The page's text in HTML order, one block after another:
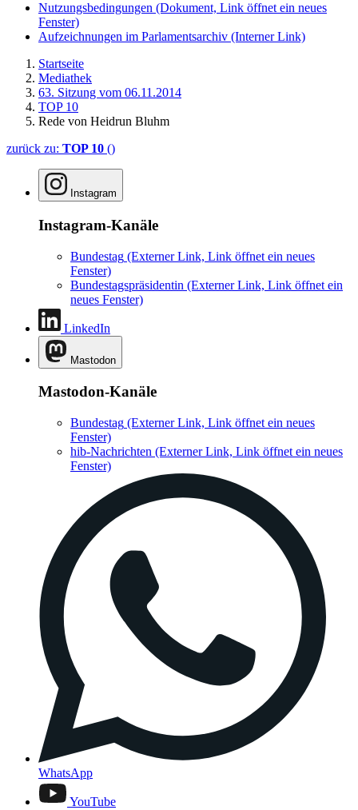
Nutzungsbedingungen (Dokument, Link öffnet ein neues
Fenster)
Aufzeichnungen im Parlamentsarchiv (Interner Link)
Startseite
Mediathek
63. Sitzung vom 06.11.2014
TOP 10
Rede von Heidrun Bluhm
zurück zu: TOP 10 ()
Instagram
Instagram-Kanäle
Bundestag (Externer Link, Link öffnet ein neues
Fenster)
Bundestagspräsidentin (Externer Link, Link öffnet ein
neues Fenster)
LinkedIn
Mastodon
Mastodon-Kanäle
Bundestag (Externer Link, Link öffnet ein neues
Fenster)
hib-Nachrichten (Externer Link, Link öffnet ein neues
Fenster)
WhatsApp
YouTube